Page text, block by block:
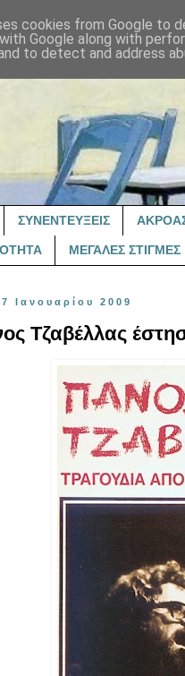
ΣΥΝΕΝΤΕΥΞΕΙΣ
ΜΕΓΑΛΕΣ ΣΤΙΓΜΕΣ
Ιανουαρίου 2009
Τζαβέλλας
cookies from Google to
Google along with
to detect and address